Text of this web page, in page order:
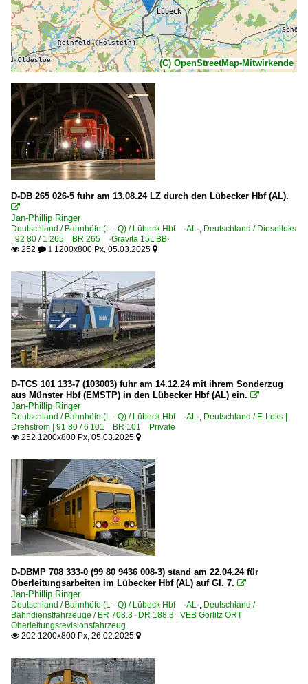
(C) OpenStreetMap-Mitwirkende
D-DB 265 026-5 fuhr am 13.08.24 LZ durch den Lübecker Hbf (AL).

Jan-Phillip Ringer
Deutschland / Bahnhöfe (L - Q) / Lübeck Hbf ·AL·, Deutschland / Dieselloks
| 92 80 / 1 265 BR 265 ·Gravita 15L BB·
 252  1 1200x800 Px, 05.03.2025 
D-TCS 101 133-7 (103003) fuhr am 14.12.24 mit ihrem Sonderzug
aus Münster Hbf (EMSTP) in den Lübecker Hbf (AL) ein. 
Jan-Phillip Ringer
Deutschland / Bahnhöfe (L - Q) / Lübeck Hbf ·AL·, Deutschland / E-Loks |
Drehstrom | 91 80 / 6 101 BR 101 Private
 252 1200x800 Px, 05.03.2025 
D-DBMP 708 333-0 (99 80 9436 008-3) stand am 22.04.24 für
Oberleitungsarbeiten im Lübecker Hbf (AL) auf Gl. 7. 
Jan-Phillip Ringer
Deutschland / Bahnhöfe (L - Q) / Lübeck Hbf ·AL·, Deutschland /
Bahndienstfahrzeuge / BR 708.3 · DR 188.3 | VEB Görlitz ORT
Oberleitungsrevisionsfahrzeug
 202 1200x800 Px, 26.02.2025 